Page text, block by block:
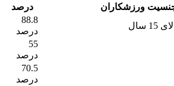
ورزشکاران
درصد
سال
88.8
درصد
55
درصد
70.5
درصد